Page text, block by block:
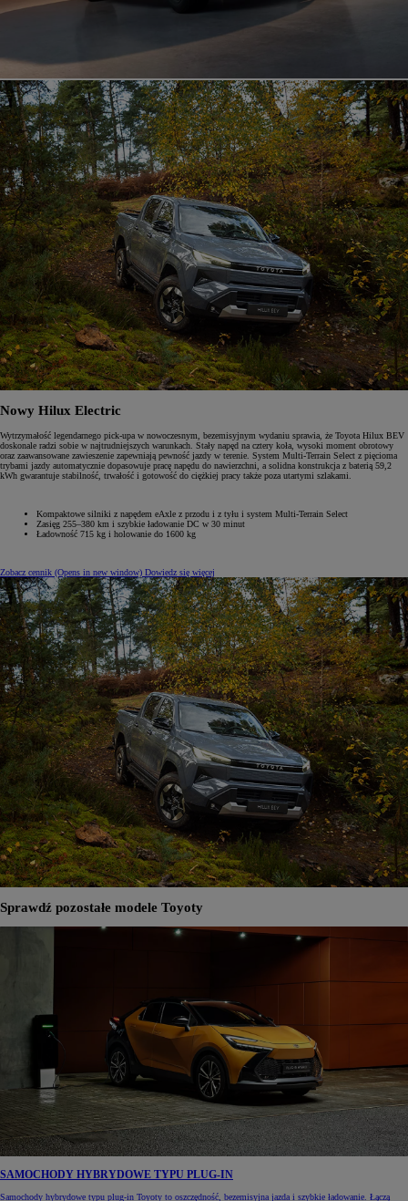
Nowy Hilux Electric
Wytrzymałość legendarnego pick-upa w nowoczesnym, bezemisyjnym wydaniu sprawia, że Toyota Hilux BEV
doskonale radzi sobie w najtrudniejszych warunkach. Stały napęd na cztery koła, wysoki moment obrotowy
oraz zaawansowane zawieszenie zapewniają pewność jazdy w terenie. System Multi-Terrain Select z pięcioma
trybami jazdy automatycznie dopasowuje pracę napędu do nawierzchni, a solidna konstrukcja z baterią 59,2
kWh gwarantuje stabilność, trwałość i gotowość do ciężkiej pracy także poza utartymi szlakami.
Kompaktowe silniki z napędem eAxle z przodu i z tyłu i system Multi-Terrain Select
Zasięg 255–380 km i szybkie ładowanie DC w 30 minut
Ładowność 715 kg i holowanie do 1600 kg
Zobacz cennik (Opens in new window) Dowiedz się więcej
Sprawdź pozostałe modele Toyoty
SAMOCHODY HYBRYDOWE TYPU PLUG-IN
Samochody hybrydowe typu plug-in Toyoty to oszczędność, bezemisyjna jazda i szybkie ładowanie. Łączą